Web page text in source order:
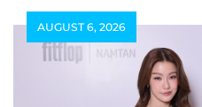
ศูนย์กลางแห่งภาคตะวัน
ออก ตั้งเป้ารายได้เติบโต
20%
AUGUST 6, 2026